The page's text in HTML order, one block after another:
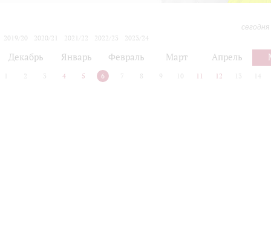
2019/20
2020/21 2021/22 2022/23
2023/24
Декабрь Январь Февраль Март Апрель
2 3 4 5 6 7 8 9 10 11 12 13 14